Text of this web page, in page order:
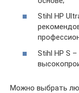
Stihl HP
Stihl HP S
Можно выбрать